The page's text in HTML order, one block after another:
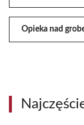
Opieka nad